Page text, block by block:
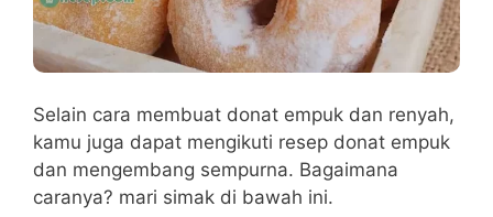
Selain cara membuat donat empuk dan renyah,
kamu juga dapat mengikuti resep donat empuk
dan mengembang sempurna. Bagaimana
caranya? mari simak di bawah ini.